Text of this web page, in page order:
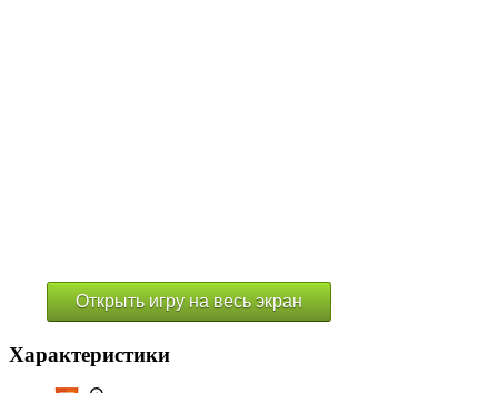
Открыть игру на весь экран
Характеристики